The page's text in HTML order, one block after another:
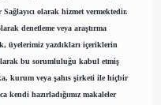
olarak hizmet vermektedir.
denetleme veya araştırma
üyelerimiz yazdıkları içeriklerin
bu sorumluluğu kabul etmiş
kurum veya şahıs şirketi ile hiçbir
kendi hazırladığımız makaleler